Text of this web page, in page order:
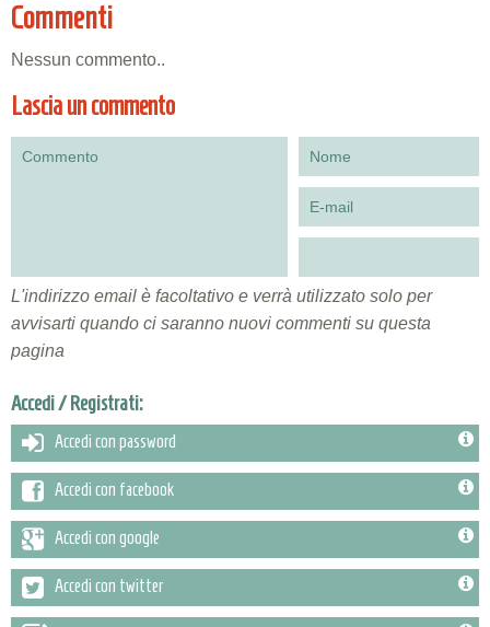
Commenti
Nessun commento..
Lascia un commento
L'indirizzo email è facoltativo e verrà utilizzato solo per
avvisarti quando ci saranno nuovi commenti su questa
pagina
Accedi / Registrati:
Accedi con password
Accedi con facebook
Accedi con google
Accedi con twitter